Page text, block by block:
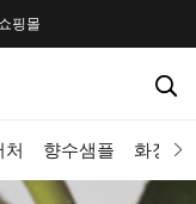
핑몰
처 향수샘플 화장품